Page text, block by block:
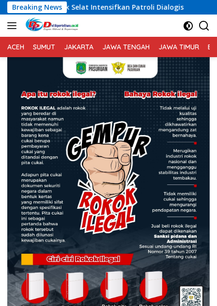
Langsung
ke
konten
Breaking News
Selat Intensifkan Patroli Dialogis Melalaui Patroli
ACEH SUMUT JAKARTA JAWA TENGAH JAWA TIMUR